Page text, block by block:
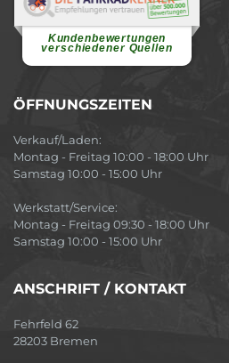
Kundenbewertungen
verschiedener Quellen
Vielen Dank für ein herzliches
ÖFFNUNGSZEITEN
Verkauf/Laden:
Montag - Freitag 10:00 - 18:00 Uhr
Samstag 10:00 - 15:00 Uhr
Werkstatt/Service:
Montag - Freitag 09:30 - 18:00 Uhr
Samstag 10:00 - 15:00 Uhr
ANSCHRIFT / KONTAKT
Fehrfeld 62
28203 Bremen